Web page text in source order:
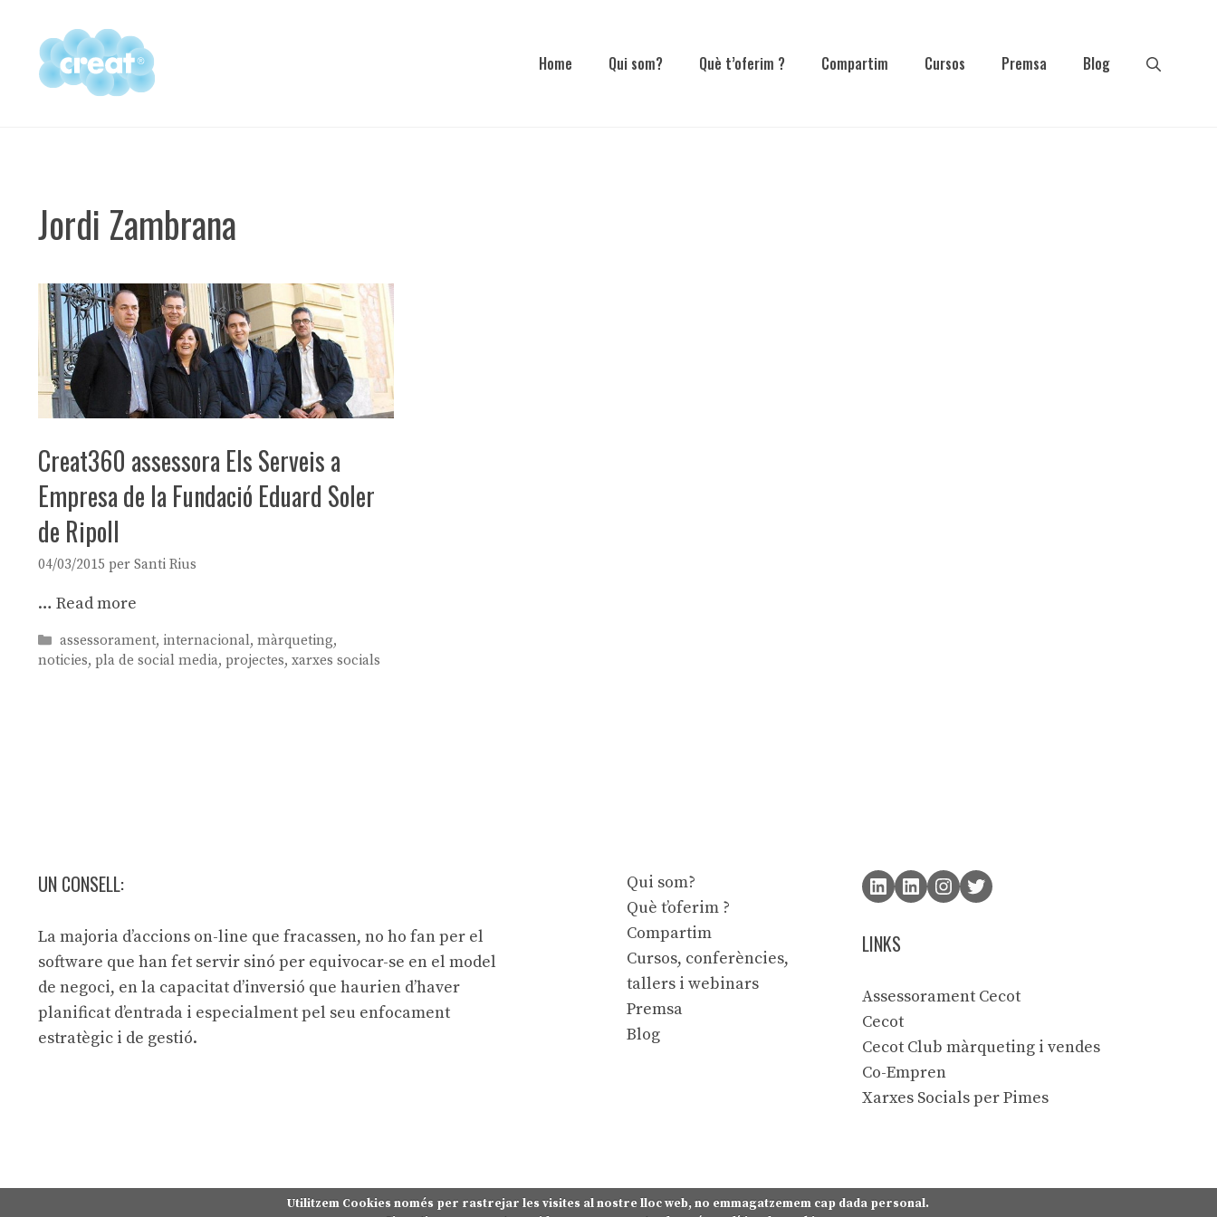
contingut
Home Qui som? Què t’oferim ? Compartim Cursos Premsa Blog
Jordi Zambrana
Creat360 assessora Els Serveis a
Empresa de la Fundació Eduard Soler
de Ripoll
04/03/2015 per Santi Rius
… Read more
Categories
assessorament, internacional,màrqueting,
noticies, pla de social media, projectes, xarxes socials
UN CONSELL:
La majoria d’accions on-line que fracassen, no ho fan per el
software que han fet servir sinó per equivocar-se en el model
de negoci, en la capacitat d’inversió que haurien d’haver
planificat d’entrada i especialment pel seu enfocament
estratègic i de gestió.
Qui som?
Què t’oferim ?
Compartim
Cursos, conferències,
tallers i webinars
Premsa
Blog
LINKS
Assessorament Cecot
Cecot
Cecot Club màrqueting i vendes
Co-Empren
Xarxes Socials per Pimes
Utilitzem Cookies només per rastrejar les visites al nostre lloc web, no emmagatzemem cap dada personal.